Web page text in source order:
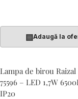
▤Adaugă la
Lampa de birou Raizal
75596 – LED 1,7W
IP20